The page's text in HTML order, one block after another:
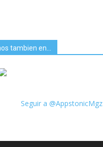
tambien en…
Seguir a @AppstonicMgz